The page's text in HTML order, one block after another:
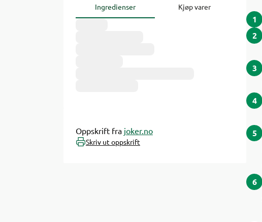
Ingredienser Kjøp varer
Oppskrift fra joker.no
Skriv ut oppskrift
1
2
3
4
5
6